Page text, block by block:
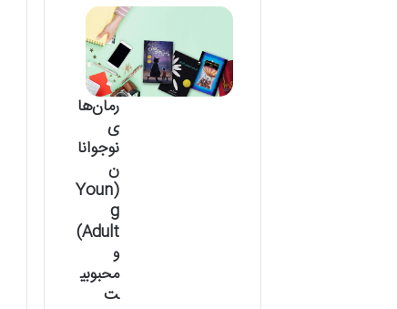
رمان‌ها
ی
نوجوانا
ن
(Youn
g
Adult)
و
محبوبی
ت